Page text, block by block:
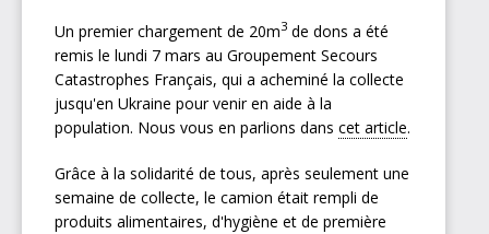
Un premier chargement de 20m3 de dons a été
remis le lundi 7 mars au Groupement Secours
Catastrophes Français, qui a acheminé la collecte
jusqu'en Ukraine pour venir en aide à la
population. Nous vous en parlions dans cet article.
Grâce à la solidarité de tous, après seulement une
semaine de collecte, le camion était rempli de
produits alimentaires, d'hygiène et de première